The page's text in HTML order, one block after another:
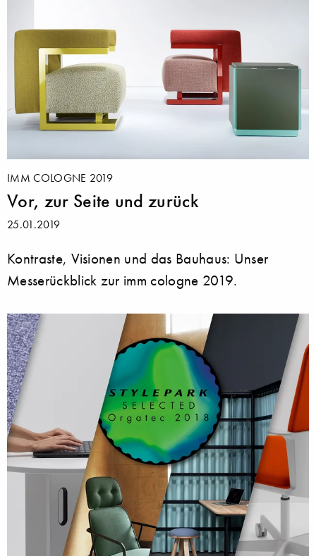
IMM COLOGNE 2019
Vor, zur Seite und zurück
25.01.2019
Kontraste, Visionen und das Bauhaus: Unser
Messerückblick zur imm cologne 2019.